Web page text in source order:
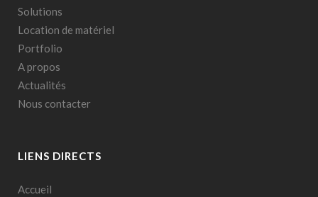
Solutions
Location de matériel
Portfolio
A propos
Actualités
Nous contacter
LIENS DIRECTS
Accueil